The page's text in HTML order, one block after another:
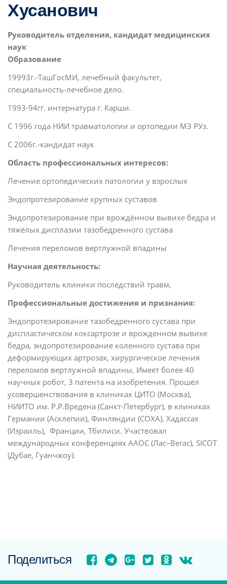
Хусанович
Pуководитель отделения, кандидат медицинских
наук
Образование
19993г.-ТашГосМИ, лечебный факультет,
специальность-лечебное дело.
1993-94гг. интернатура г. Карши.
С 1996 года НИИ травматологии и ортопедии МЗ РУз.
С 2006г.-кандидат наук
Область профессиональных интересов:
Лечение ортопедических патологии у взрослых
Эндопротезирование крупных суставов
Эндопротезирование при врождённом вывихе бедра и
тяжёлых дисплазии тазобедренного сустава
Лечения переломов вертлужной впадины
Научная деятельность:
Руководитель клиники последствий травм,
Профессиональные достижения и признания:
Эндопротезирование тазобедренного сустава при
диспластическом коксартрозе и врожденном вывихе
бедра, эндопротезирование коленного сустава при
деформирующих артрозах, хирургическое лечения
переломов вертлужной впадины, Имеет более 40
научных робот, 3 патента на изобретения. Прошёл
усовершенствования в клиниках ЦИТО (Москва),
НИИТО им. Р.Р.Вредена (Санкт-Петербург), в клиниках
Германии (Асклепии), Финляндии (COXA), Хадассах
(Израиль), Франции, Тбилиси. Участвовал
международных конференциях ААОС (Лас–Вегас), SICOT
(Дубае, Гуанчжоу).
Поделиться